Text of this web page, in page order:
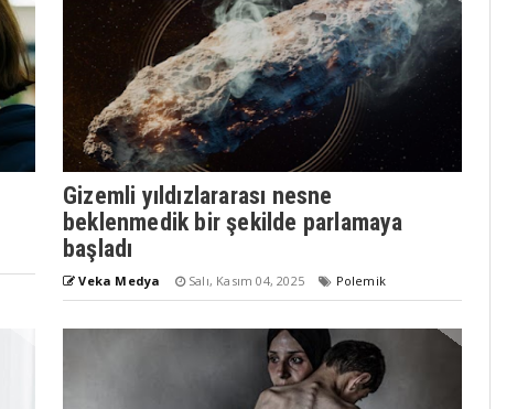
Gizemli yıldızlararası nesne
beklenmedik bir şekilde parlamaya
başladı
Veka Medya Salı, Kasım 04, 2025 Polemik